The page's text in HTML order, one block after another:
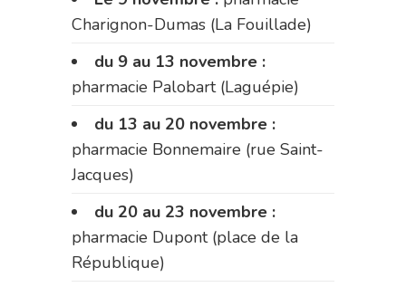
Charignon-Dumas (La Fouillade)
du 9 au 13 novembre :
pharmacie Palobart (Laguépie)
du 13 au 20 novembre :
pharmacie Bonnemaire (rue Saint-
Jacques)
du 20 au 23 novembre :
pharmacie Dupont (place de la
République)